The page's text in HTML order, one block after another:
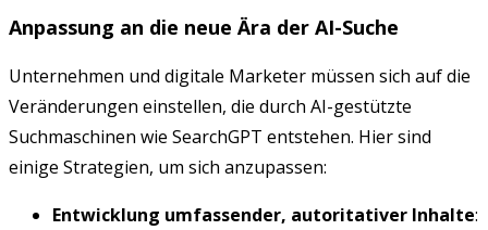
Anpassung an die neue Ära der AI-Suche
Unternehmen und digitale Marketer müssen sich auf die
Veränderungen einstellen, die durch AI-gestützte
Suchmaschinen wie SearchGPT entstehen. Hier sind
einige Strategien, um sich anzupassen:
Entwicklung umfassender, autoritativer Inhalte: